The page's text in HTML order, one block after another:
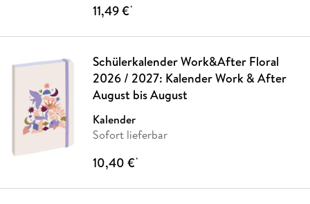
11,49 €*
Schülerkalender Work&After Floral
2026 / 2027: Kalender Work & After
August bis August
Kalender
Sofort lieferbar
10,40 €*